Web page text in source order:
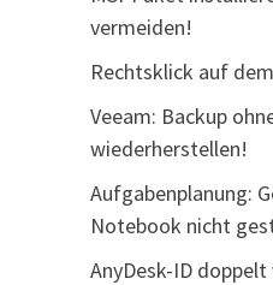
vermeiden!
Rechtsklick auf
Veeam: Backup
wiederherstellen!
Aufgabenplanung:
Notebook nicht
AnyDesk-ID doppelt